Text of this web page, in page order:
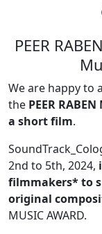
PEER
We are happy to
the PEER
a short film.
2nd to 5th, 2024,
filmmakers* to
original
MUSIC AWARD.